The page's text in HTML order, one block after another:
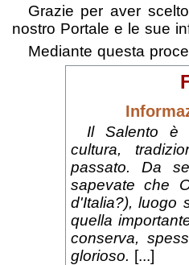
Grazie per aver
nostro Portale e le sue
Mediante questa
Il Salento è
cultura,
passato. Da
sapevate che
d'Italia?), luogo
quella
conserva,
glorioso. [...]